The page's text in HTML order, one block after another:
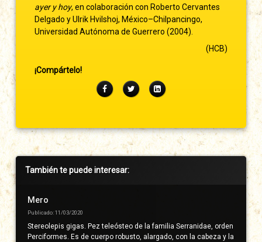
ayer y hoy, en colaboración con Roberto Cervantes
Delgado y Ulrik Hvilshoj, México–Chilpancingo,
Universidad Autónoma de Guerrero (2004).
(HCB)
¡Compártelo!
FacebookTwitterLinkedIn
Barra
derecha
También te puede interesar:
Mero
Publicado: 11/03/2020
Stereolepis gigas. Pez teleósteo de la familia Serranidae, orden
Perciformes. Es de cuerpo robusto, alargado, con la cabeza y la